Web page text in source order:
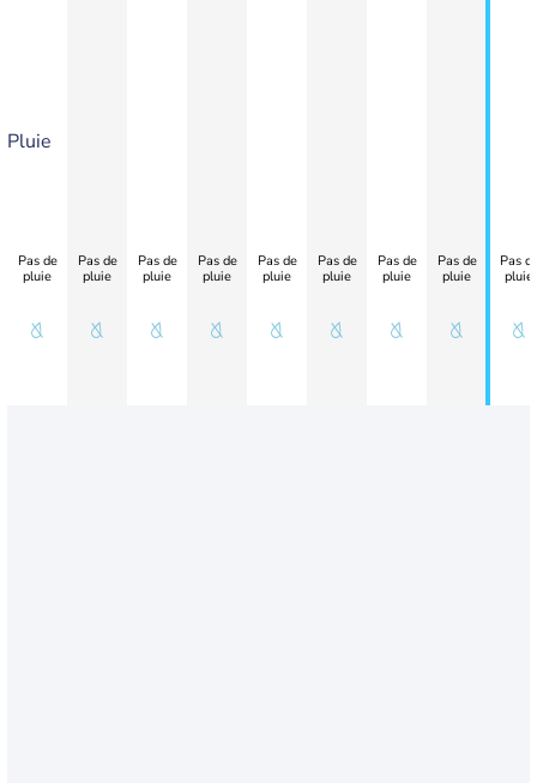
Pluie
Pas de
pluie
Pas de
pluie
Pas de
pluie
Pas de
pluie
Pas de
pluie
Pas de
pluie
Pas de
pluie
Pas de
pluie
Pas
pluie